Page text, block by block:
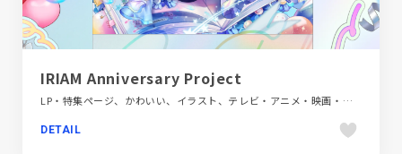
IRIAM Anniversary Project
LP・特集ページ、かわいい、イラスト、テレビ・アニメ・映画・芸能、パープル系、ピンク系、ブルー系、ポップ
DETAIL